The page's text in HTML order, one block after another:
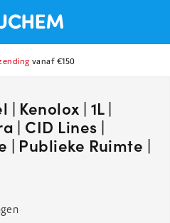
vanaf €150
Kenolox | 1L |
| CID Lines |
| Publieke Ruimte |